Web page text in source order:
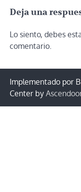
entradas
Deja una
Lo siento, debes
comentario.
Implementado por
Center by